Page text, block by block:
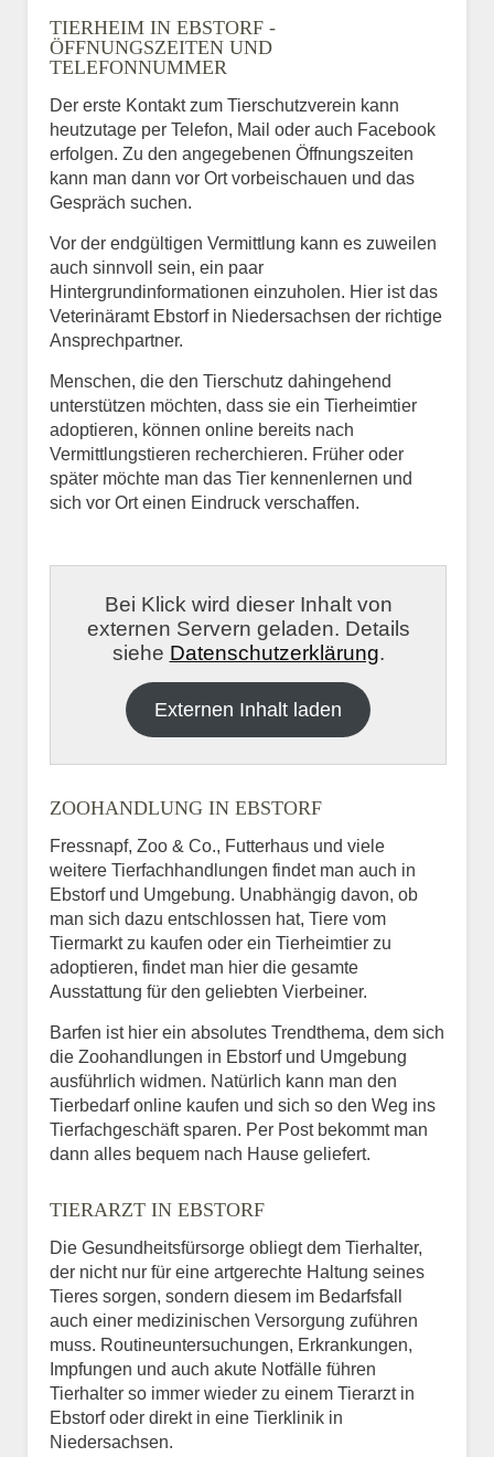
TIERHEIM IN EBSTORF -
ÖFFNUNGSZEITEN UND
TELEFONNUMMER
Der erste Kontakt zum Tierschutzverein kann
heutzutage per Telefon, Mail oder auch Facebook
erfolgen. Zu den angegebenen Öffnungszeiten
kann man dann vor Ort vorbeischauen und das
Gespräch suchen.
Vor der endgültigen Vermittlung kann es zuweilen
auch sinnvoll sein, ein paar
Hintergrundinformationen einzuholen. Hier ist das
Veterinäramt Ebstorf in Niedersachsen der richtige
Ansprechpartner.
Menschen, die den Tierschutz dahingehend
unterstützen möchten, dass sie ein Tierheimtier
adoptieren, können online bereits nach
Vermittlungstieren recherchieren. Früher oder
später möchte man das Tier kennenlernen und
sich vor Ort einen Eindruck verschaffen.
Bei Klick wird dieser Inhalt von
externen Servern geladen. Details
siehe Datenschutzerklärung.
Externen Inhalt laden
ZOOHANDLUNG IN EBSTORF
Fressnapf, Zoo & Co., Futterhaus und viele
weitere Tierfachhandlungen findet man auch in
Ebstorf und Umgebung. Unabhängig davon, ob
man sich dazu entschlossen hat, Tiere vom
Tiermarkt zu kaufen oder ein Tierheimtier zu
adoptieren, findet man hier die gesamte
Ausstattung für den geliebten Vierbeiner.
Barfen ist hier ein absolutes Trendthema, dem sich
die Zoohandlungen in Ebstorf und Umgebung
ausführlich widmen. Natürlich kann man den
Tierbedarf online kaufen und sich so den Weg ins
Tierfachgeschäft sparen. Per Post bekommt man
dann alles bequem nach Hause geliefert.
TIERARZT IN EBSTORF
Die Gesundheitsfürsorge obliegt dem Tierhalter,
der nicht nur für eine artgerechte Haltung seines
Tieres sorgen, sondern diesem im Bedarfsfall
auch einer medizinischen Versorgung zuführen
muss. Routineuntersuchungen, Erkrankungen,
Impfungen und auch akute Notfälle führen
Tierhalter so immer wieder zu einem Tierarzt in
Ebstorf oder direkt in eine Tierklinik in
Niedersachsen.